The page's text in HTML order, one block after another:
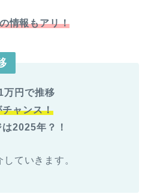
情報もアリ！
万円で推移
チャンス！
は2025年？！
ていきます。